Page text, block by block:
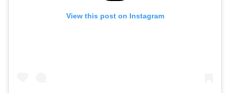
View this post on Instagram